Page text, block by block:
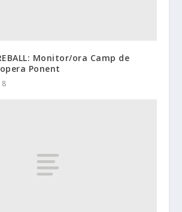
Monitor/ora Camp de
Ponent